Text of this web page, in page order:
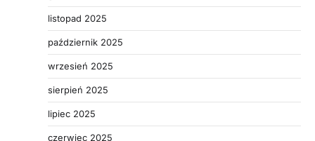
listopad 2025
październik 2025
wrzesień 2025
sierpień 2025
lipiec 2025
czerwiec 2025